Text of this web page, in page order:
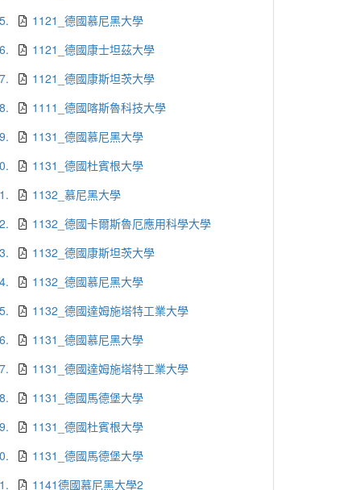
1121_德國慕尼黑大學
1121_德國康士坦茲大學
1121_德國康斯坦茨大學
1111_德國喀斯魯科技大學
1131_德國慕尼黑大學
1131_德國杜賓根大學
1132_慕尼黑大學
1132_德國卡爾斯魯厄應用科學大學
1132_德國康斯坦茨大學
1132_德國慕尼黑大學
1132_德國達姆施塔特工業大學
1131_德國慕尼黑大學
1131_德國達姆施塔特工業大學
1131_德國馬德堡大學
1131_德國杜賓根大學
1131_德國馬德堡大學
1141德國慕尼黑大學2